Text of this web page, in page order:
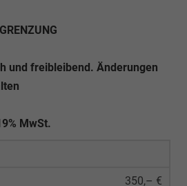
und freibleibend. Änderungen
MwSt.
350,– €